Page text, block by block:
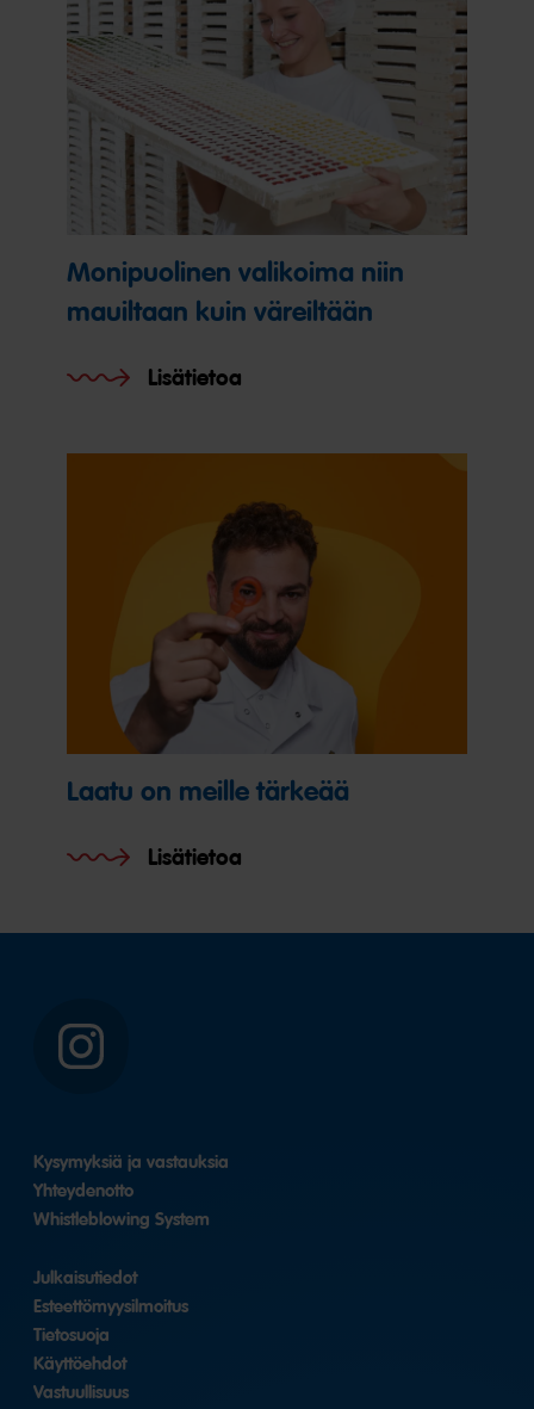
Monipuolinen valikoima niin
mauiltaan kuin väreiltään
Lisätietoa
Laatu on meille tärkeää
Lisätietoa
Instagram
Kysymyksiä ja vastauksia
Yhteydenotto
Whistleblowing System
Julkaisutiedot
Esteettömyysilmoitus
Tietosuoja
Käyttöehdot
Vastuullisuus